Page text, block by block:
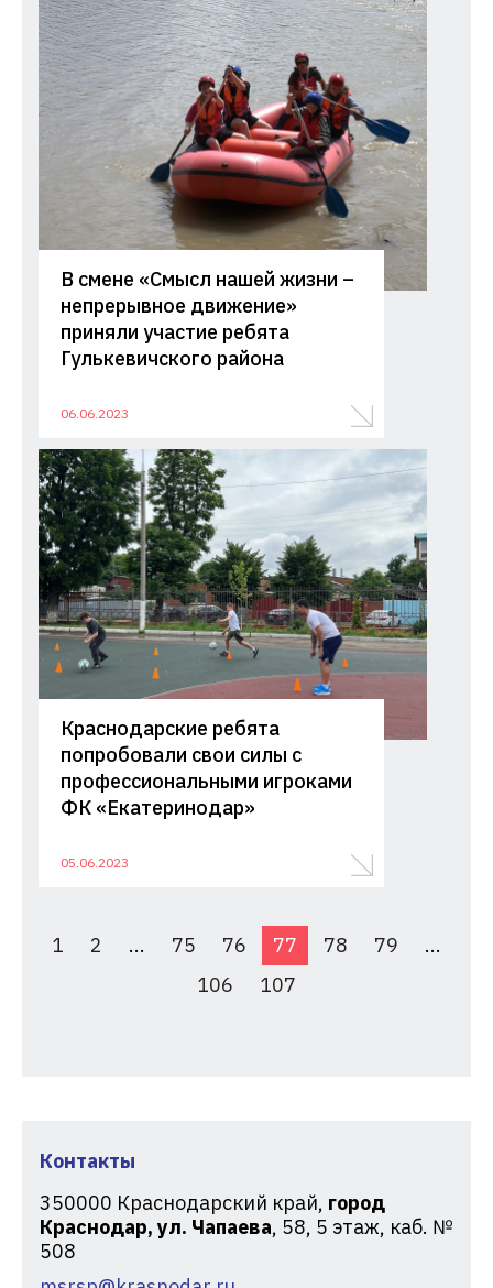
Контакты
350000 Краснодарский край, город
Краснодар, ул. Чапаева, 58, 5 этаж, каб. №
508
В смене «Смысл нашей жизни –
непрерывное движение»
приняли участие ребята
Гулькевичского района
06.06.2023
Краснодарские ребята
попробовали свои силы с
профессиональными игроками
ФК «Екатеринодар»
05.06.2023
1 2 ... 75 76 77 78 79
...
106
107